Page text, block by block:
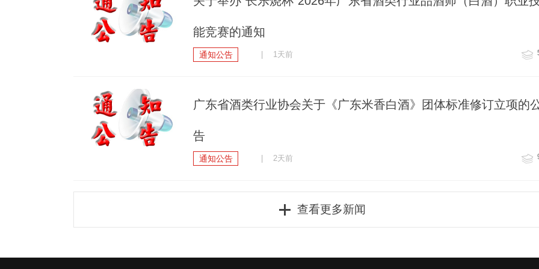
能竞赛的通知
通知公告 | 1天前
广东省酒类行业协会关于《广东米香白酒》团体标准修订立项的
告
通知公告 | 2天前
查看更多新闻